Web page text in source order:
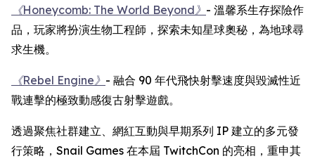
《Honeycomb: The World Beyond》 - 溫馨系生存探險作
品，玩家將扮演生物工程師，探索未知星球奧秘，為地球尋
求生機。
《Rebel Engine》 - 融合 90 年代飛快射擊速度與毀滅性近
戰連擊的極致動感復古射擊遊戲。
透過聚焦社群建立、網紅互動與早期系列 IP 建立的多元發
行策略，Snail Games 在本屆 TwitchCon 的亮相，重申其